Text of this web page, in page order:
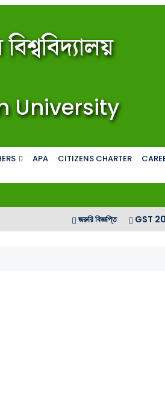
University
APA CITIZENS CHARTER
জরুরি বিজ্ঞপ্তি GST 2025-2026